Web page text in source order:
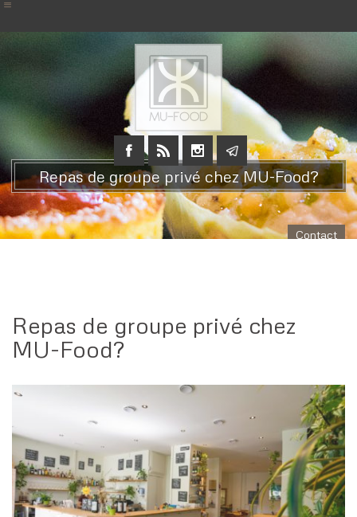
Repas de groupe privé chez MU-Food?
Contact
Repas de groupe privé chez
MU-Food?